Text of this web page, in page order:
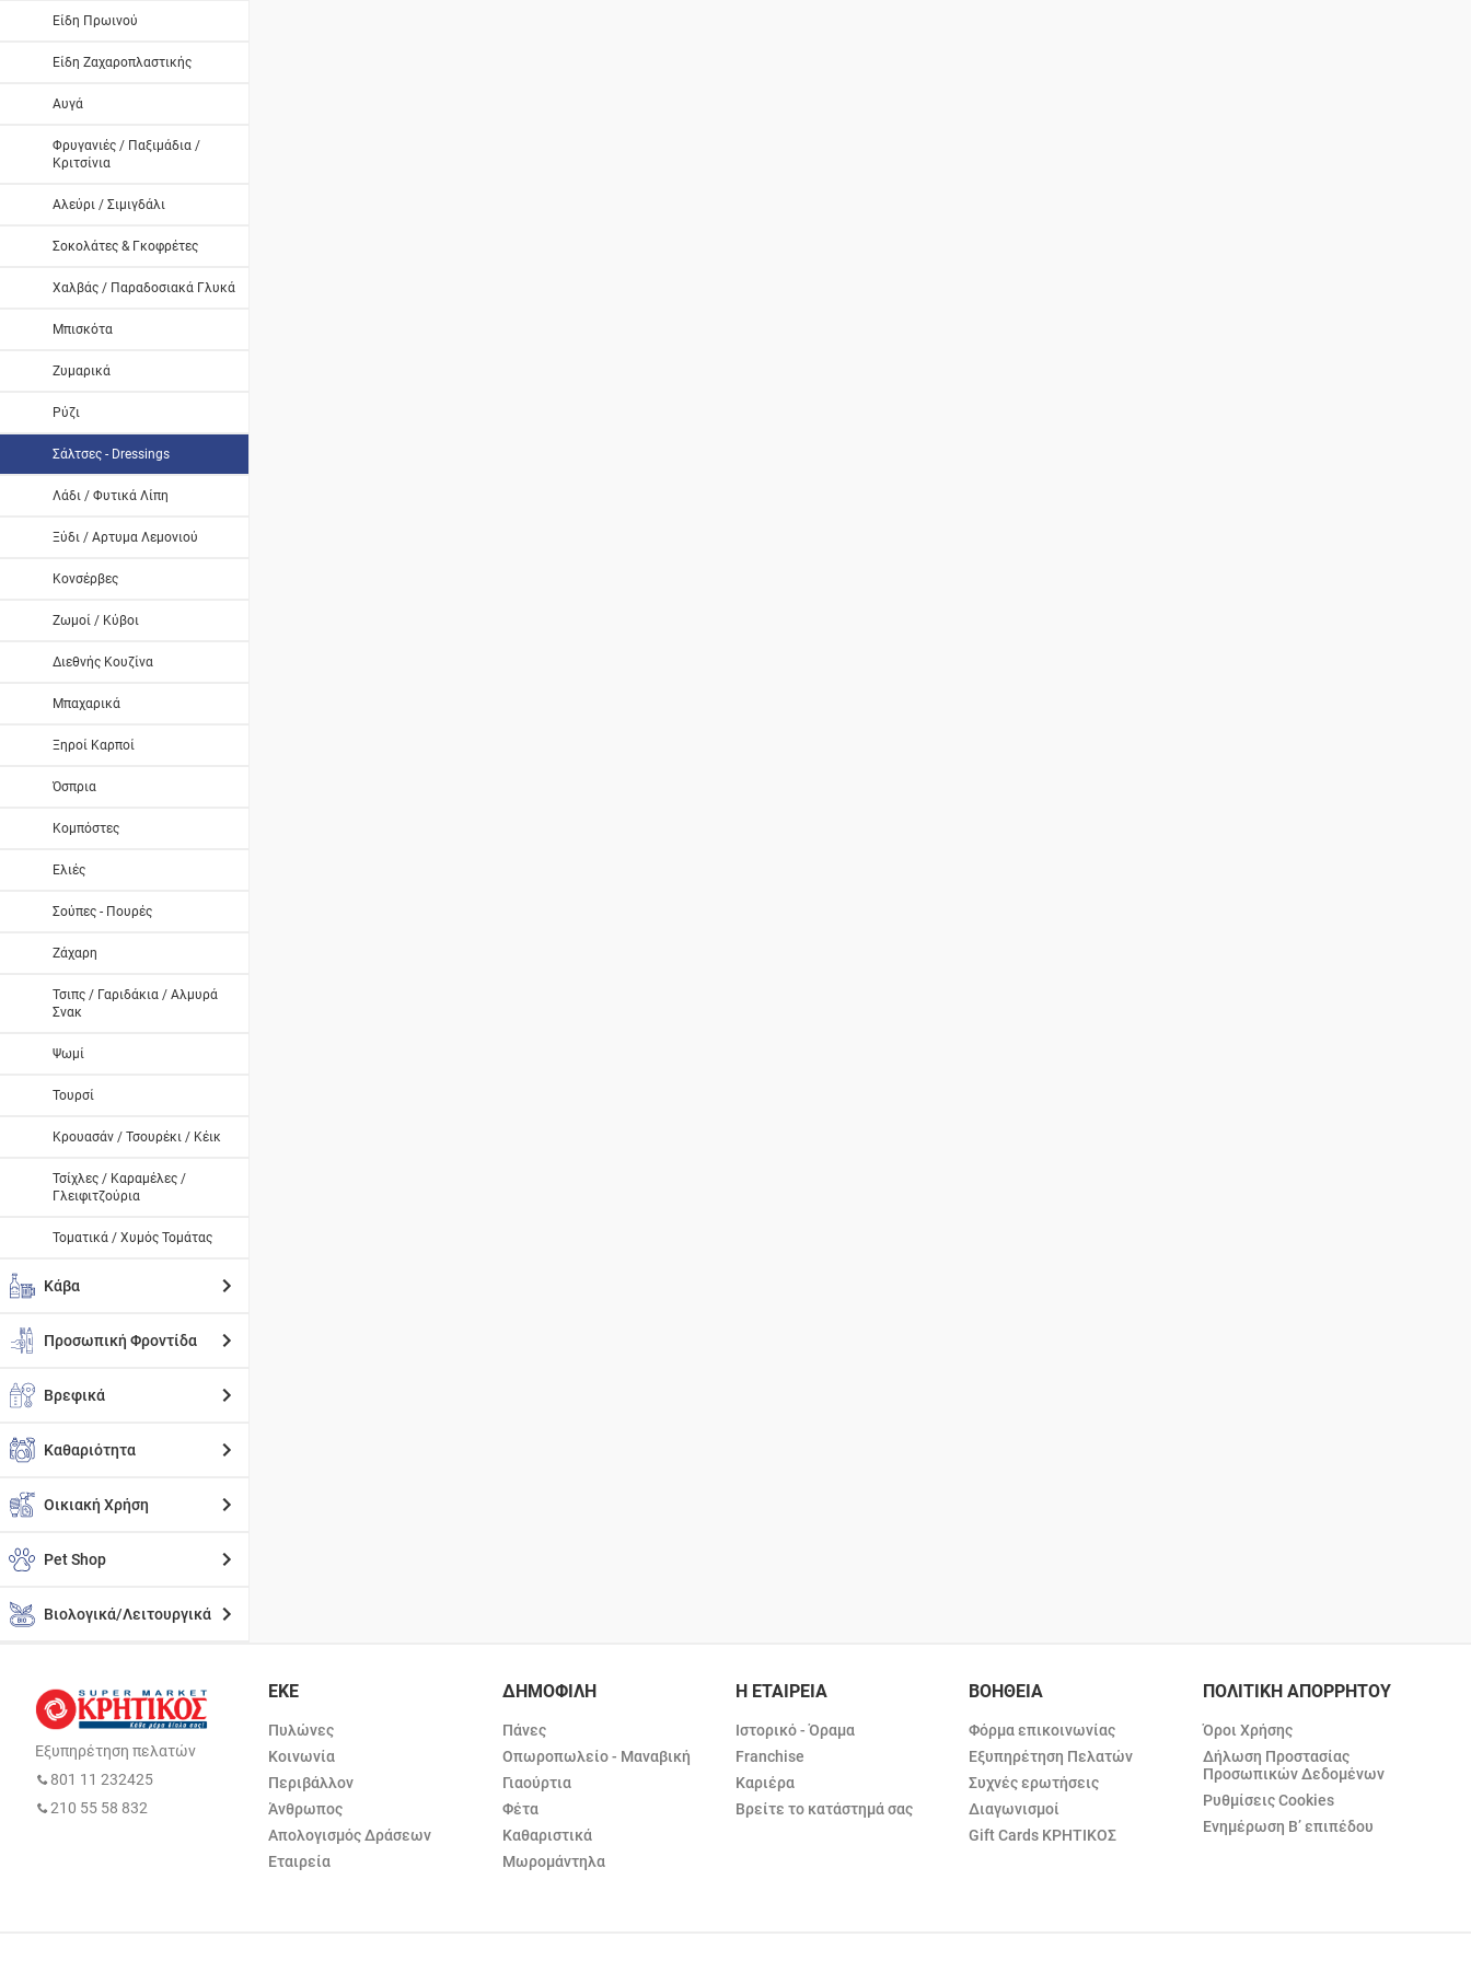
Είδη Πρωινού
Είδη Ζαχαροπλαστικής
Αυγά
Φρυγανιές / Παξιμάδια /
Κριτσίνια
Αλεύρι / Σιμιγδάλι
Σοκολάτες & Γκοφρέτες
Χαλβάς / Παραδοσιακά Γλυκά
Μπισκότα
Ζυμαρικά
Ρύζι
Σάλτσες - Dressings
Λάδι / Φυτικά Λίπη
Ξύδι / Αρτυμα Λεμονιού
Κονσέρβες
Ζωμοί / Κύβοι
Διεθνής Κουζίνα
Μπαχαρικά
Ξηροί Καρποί
Όσπρια
Κομπόστες
Ελιές
Σούπες - Πουρές
Ζάχαρη
Τσιπς / Γαριδάκια / Αλμυρά
Σνακ
Ψωμί
Τουρσί
Κρουασάν / Τσουρέκι / Κέικ
Τσίχλες / Καραμέλες /
Γλειφιτζούρια
Τοματικά / Χυμός Τομάτας
Κάβα
Προσωπική Φροντίδα
Βρεφικά
Καθαριότητα
Οικιακή Χρήση
Pet Shop
Βιολογικά/Λειτουργικά
Εξυπηρέτηση πελατών
801 11 232425
210 55 58 832
ΕΚΕ
Πυλώνες
Κοινωνία
Περιβάλλον
Άνθρωπος
Απολογισμός Δράσεων
Εταιρεία
ΔΗΜΟΦΙΛΗ
Πάνες
Οπωροπωλείο - Μαναβική
Γιαούρτια
Φέτα
Καθαριστικά
Μωρομάντηλα
Η ΕΤΑΙΡΕΙΑ
Ιστορικό - Όραμα
Franchise
Καριέρα
Βρείτε το κατάστημά σας
ΒΟΗΘΕΙΑ
Φόρμα επικοινωνίας
Εξυπηρέτηση Πελατών
Συχνές ερωτήσεις
Διαγωνισμοί
Gift Cards ΚΡΗΤΙΚΟΣ
ΠΟΛΙΤΙΚΗ ΑΠΟΡΡΗΤΟΥ
Όροι Χρήσης
Δήλωση Προστασίας
Προσωπικών Δεδομένων
Ρυθμίσεις Cookies
Ενημέρωση Β’ επιπέδου